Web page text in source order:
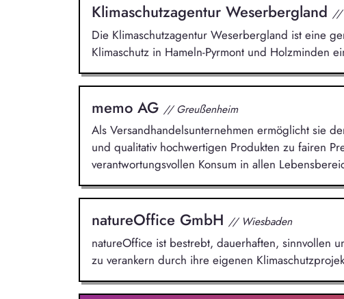
Klimaschutzagentur Weserbergland //
Die Klimaschutzagentur Weserbergland ist eine
Klimaschutz in Hameln-Pyrmont und Holzminden
memo AG // Greußenheim
Als Versandhandelsunternehmen ermöglicht sie
und qualitativ hochwertigen Produkten zu fairen
verantwortungsvollen Konsum in allen
natureOffice GmbH // Wiesbaden
natureOffice ist bestrebt, dauerhaften, sinnvollen
zu verankern durch ihre eigenen